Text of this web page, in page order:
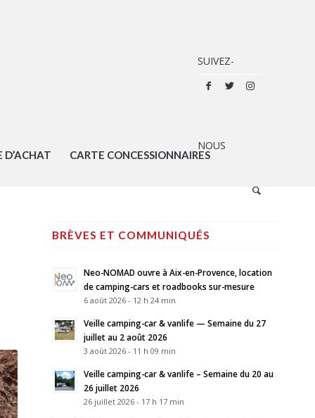
D’ACHAT CARTE CONCESSIONNAIRES
BRÈVES ET COMMUNIQUÉS
Neo-NOMAD ouvre à Aix-en-Provence, location
de camping-cars et roadbooks sur-mesure
6 août 2026 - 12 h 24 min
Veille camping-car & vanlife — Semaine du 27
juillet au 2 août 2026
3 août 2026 - 11 h 09 min
Veille camping-car & vanlife – Semaine du 20 au
26 juillet 2026
26 juillet 2026 - 17 h 17 min